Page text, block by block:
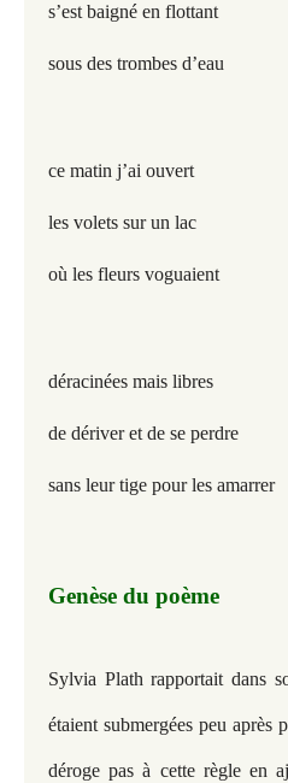
s’est baigné en flottant
sous des trombes d’eau
ce matin j’ai ouvert
les volets sur un lac
où les fleurs voguaient
déracinées mais libres
de dériver et de se perdre
sans leur tige pour les amarrer
Genèse du poème
Sylvia Plath rapportait dans
étaient submergées peu
déroge pas à cette règle en